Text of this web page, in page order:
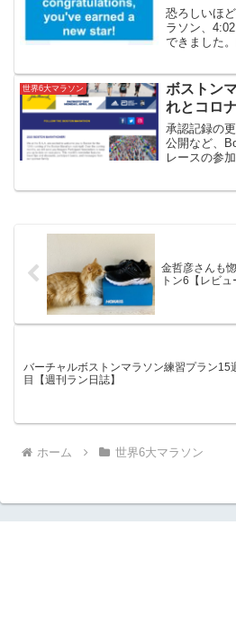
恐ろしいほ
ラソン、
できました
はベルリン
した。
世界6大マラソン
ボストン
れとコロ
承認記録の
公開など、
レースの参
れます。コ
金なども、
金哲彦さんも
トン6【レビュ
バーチャルボストンマラソン練習プラン15
目【週刊ラン日誌】
ホーム 世界6大マラソン